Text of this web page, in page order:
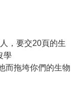
，要交20頁的生
學
而拖垮你們的生物